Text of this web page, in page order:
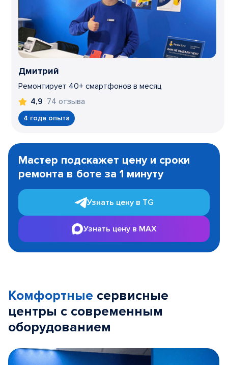
Дмитрий
Ремонтирует 40+ смартфонов в месяц
4,9 74 отзыва
4 года опыта
1
Мастер подскажет цену и сроки
ремонта в боте за 1 минуту
Узнать цену в TG
Узнать цену в MAX
Комфортные сервисные
центры с современным
оборудованием